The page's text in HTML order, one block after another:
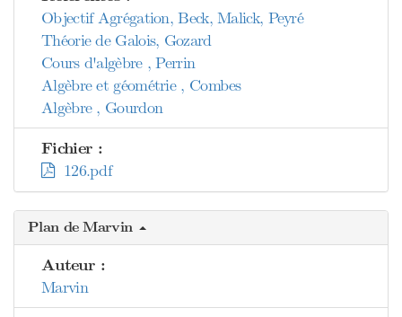
Objectif Agrégation, Beck, Malick, Peyré
Théorie de Galois, Gozard
Cours d'algèbre , Perrin
Algèbre et géométrie , Combes
Algèbre , Gourdon
Fichier :
126.pdf
Plan de Marvin
Auteur :
Marvin